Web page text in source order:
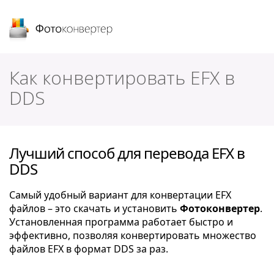
Как конвертировать EFX в
DDS
Лучший способ для перевода EFX в
DDS
Самый удобный вариант для конвертации EFX
файлов – это скачать и установить Фотоконвертер.
Установленная программа работает быстро и
эффективно, позволяя конвертировать множество
файлов EFX в формат DDS за раз.